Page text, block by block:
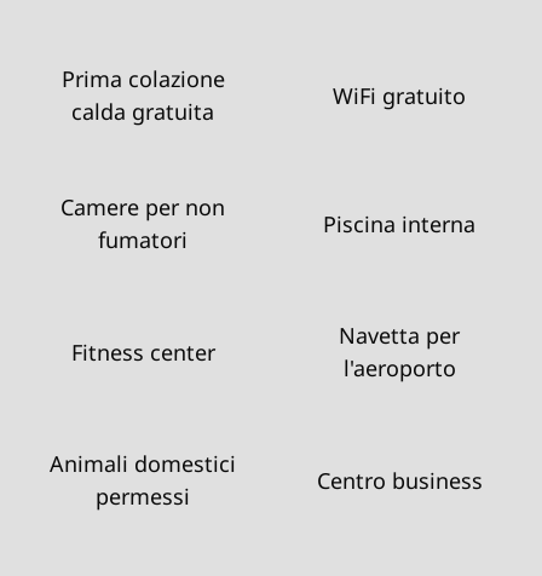
Prima colazione
calda gratuita
WiFi gratuito
Camere per non
fumatori
Piscina interna
Fitness center
Navetta per
l'aeroporto
Animali domestici
permessi
Centro business